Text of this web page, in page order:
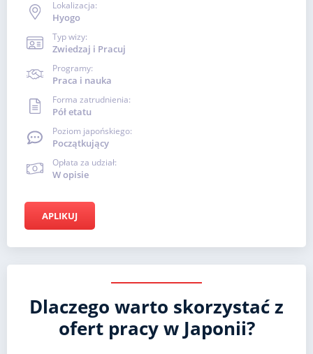
Lokalizacja:
Hyogo
Typ wizy:
Zwiedzaj i Pracuj
Programy:
Praca i nauka
Forma zatrudnienia:
Pół etatu
Poziom japońskiego:
Początkujący
Opłata za udział:
W opisie
APLIKUJ
Dlaczego warto skorzystać z
ofert pracy w Japonii?